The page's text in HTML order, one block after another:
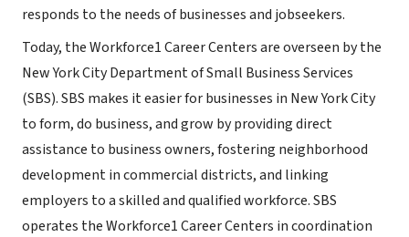
responds to the needs of businesses and jobseekers.
Today, the Workforce1 Career Centers are overseen by the
New York City Department of Small Business Services
(SBS). SBS makes it easier for businesses in New York City
to form, do business, and grow by providing direct
assistance to business owners, fostering neighborhood
development in commercial districts, and linking
employers to a skilled and qualified workforce. SBS
operates the Workforce1 Career Centers in coordination